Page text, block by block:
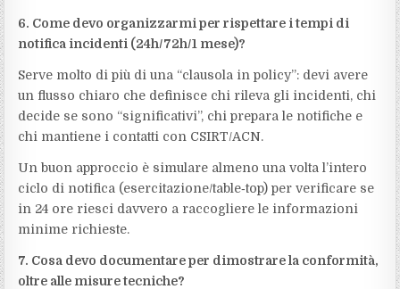
6. Come devo organizzarmi per rispettare i tempi di
notifica incidenti (24h/72h/1 mese)?
Serve molto di più di una “clausola in policy”: devi avere
un flusso chiaro che definisce chi rileva gli incidenti, chi
decide se sono “significativi”, chi prepara le notifiche e
chi mantiene i contatti con CSIRT/ACN.
Un buon approccio è simulare almeno una volta l’intero
ciclo di notifica (esercitazione/table‑top) per verificare se
in 24 ore riesci davvero a raccogliere le informazioni
minime richieste.
7. Cosa devo documentare per dimostrare la conformità,
oltre alle misure tecniche?